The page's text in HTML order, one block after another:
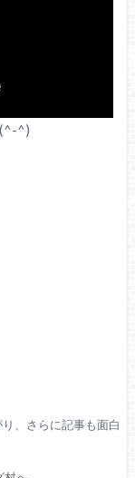
^)
、さらに記事も面白